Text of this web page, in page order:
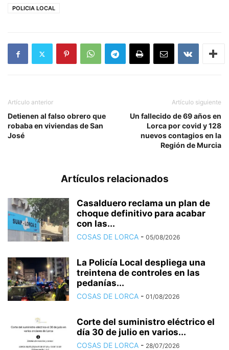
POLICIA LOCAL
Artículo anterior
Detienen al falso obrero que
robaba en viviendas de San
José
Artículo siguiente
Un fallecido de 69 años en
Lorca por covid y 128
nuevos contagios en la
Región de Murcia
Artículos relacionados
Casalduero reclama un plan de
choque definitivo para acabar
con las...
COSAS DE LORCA - 05/08/2026
La Policía Local despliega una
treintena de controles en las
pedanías...
COSAS DE LORCA - 01/08/2026
Corte del suministro eléctrico el
día 30 de julio en varios...
COSAS DE LORCA - 28/07/2026